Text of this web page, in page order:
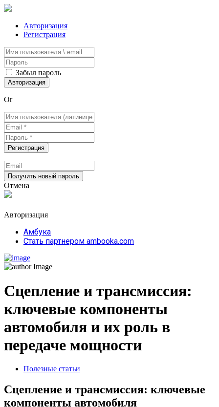
Авторизация
Регистрация
Забыл пароль
Or
Отмена
Авторизация
Амбука
Стать партнером ambooka.com
Сцепление и трансмиссия:
ключевые компоненты
автомобиля и их роль в
передаче мощности
Полезные статьи
Сцепление и трансмиссия: ключевые
компоненты автомобиля